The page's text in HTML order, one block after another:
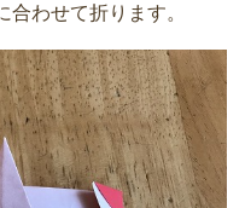
わせて折ります。